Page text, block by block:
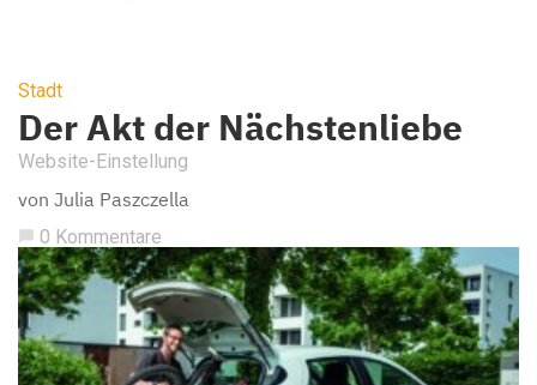
Stadt
Der Akt der Nächstenliebe
Website-Einstellung
von Julia Paszczella
chat_bubble 0 Kommentare